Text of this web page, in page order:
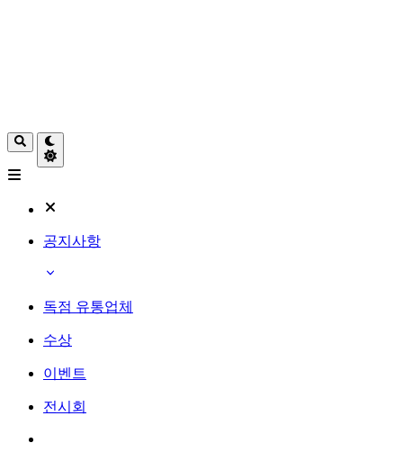
공지사항
독점 유통업체
수상
이벤트
전시회